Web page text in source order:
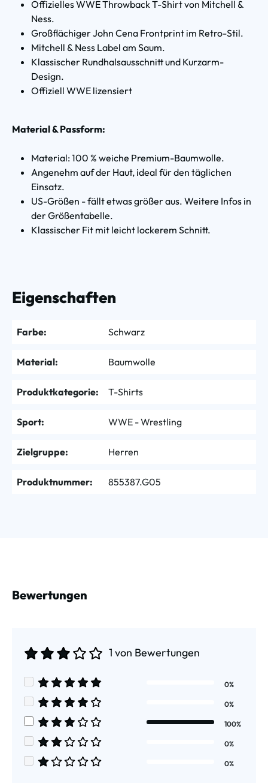
Offizielles WWE Throwback T-Shirt von Mitchell &
Ness.
Großflächiger John Cena Frontprint im Retro-Stil.
Mitchell & Ness Label am Saum.
Klassischer Rundhalsausschnitt und Kurzarm-
Design.
Offiziell WWE lizensiert
Material & Passform:
Material: 100 % weiche Premium-Baumwolle.
Angenehm auf der Haut, ideal für den täglichen
Einsatz.
US-Größen - fällt etwas größer aus. Weitere Infos in
der Größentabelle.
Klassischer Fit mit leicht lockerem Schnitt.
Eigenschaften
Farbe: Schwarz
Material: Baumwolle
Produktkategorie: T-Shirts
Sport: WWE - Wrestling
Zielgruppe: Herren
Produktnummer: 855387.G05
Bewertungen
1 von Bewertungen
Durchschnittliche Bewertung von 5 von 5 Sternen
0%
Durchschnittliche Bewertung von 4 von 5 Sternen
0%
Durchschnittliche Bewertung von 3 von 5 Sternen
100%
Durchschnittliche Bewertung von 2 von 5 Sternen
0%
0%